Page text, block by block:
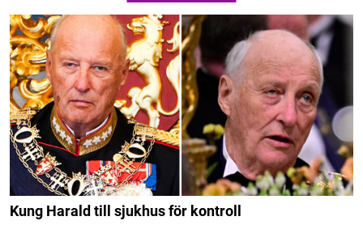
Kung Harald till sjukhus för kontroll